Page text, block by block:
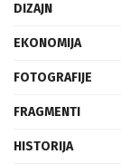
DIZAJN
EKONOMIJA
FOTOGRAFIJE
FRAGMENTI
HISTORIJA